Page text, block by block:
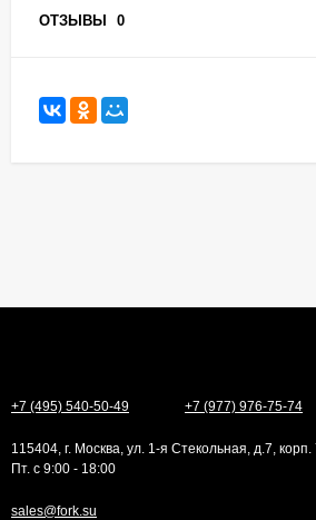
ОТЗЫВЫ 0
+7 (495) 540-50-49 +7 (977) 976-75-74
115404, г. Москва, ул. 1-я Стекольная, д.7,
Пт. с 9:00 - 18:00
sales@fork.su